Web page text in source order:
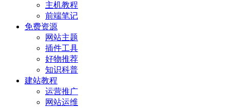
主机教程
前端笔记
免费资源
网站主题
插件工具
好物推荐
知识科普
建站教程
运营推广
网站运维